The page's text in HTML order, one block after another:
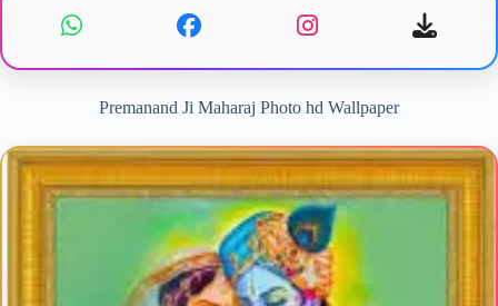
Premanand Ji Maharaj Photo hd Wallpaper